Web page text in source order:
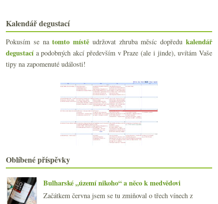
Nejen Sémillon z Hunter Valley
Návštěva u Tissota a perfektní vína z Jury
Webové novinky, Vinobus, jen tak…
Projekt MÁD
Vulkanická Garganega a biodynamické Burgundsko
Redukce odrůd a oblastí na gumídky
Veltlíny naslepo a Sauvignony od Loiry
Vážné i veselé novinky ze světa vína
Autochtonní mix, Vinho Verde a čerstvé Chiaretto
Obchod Weinort & ryzlink a pinot
17 litrů denně, láhev s WiFi, Čína, oteplování…
► března(21)
►února(21)
►ledna
►2015(251)
Kalendář degustací
Pokusím se natomto místě udržovat zhruba měsíc dopředukalendář
degustacía podobných akcí především v Praze (ale i jinde), uvítám Vaše
tipy na zapomenuté události!
Oblíbené příspěvky
Bulharské „území nikoho“ a něco k medvědovi
Začátkem června jsem se tu zmiňoval o třech vínech z